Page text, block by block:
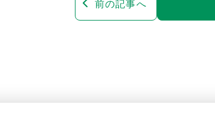
前の記事へ